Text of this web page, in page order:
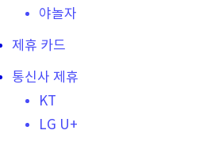
야놀자
제휴 카드
통신사 제휴
KT
LG U+